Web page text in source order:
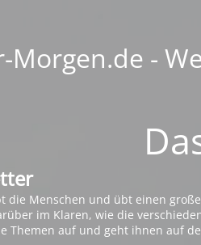
Morgen.de -
die Menschen und übt einen
im Klaren, wie die
Themen auf und geht ihnen auf